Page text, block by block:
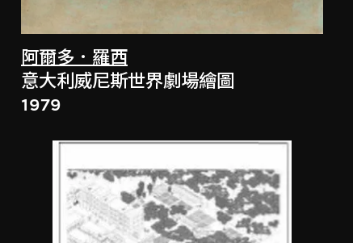
阿爾多．羅西
意大利威尼斯世界劇場繪圖
1979